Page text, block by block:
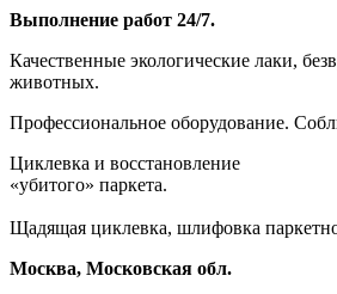
Выполнение работ 24/7.
Качественные экологические лаки,
животных.
Профессиональное оборудование.
Циклевка и восстановление
«убитого»‎ паркета.
Щадящая циклевка, шлифовка
Москва, Московская обл.